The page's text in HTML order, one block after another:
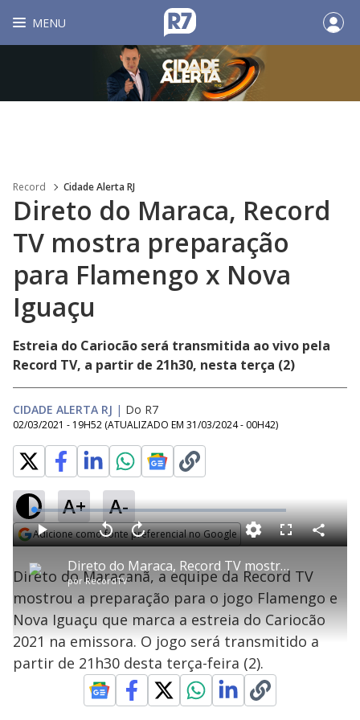
MENU
Record Cidade Alerta RJ
Direto do Maraca, Record
TV mostra preparação
para Flamengo x Nova
Iguaçu
Estreia do Cariocão será transmitida ao vivo pela
Record TV, a partir de 21h30, nesta terça (2)
CIDADE ALERTA RJ | Do R7
02/03/2021 - 19H52 (ATUALIZADO EM 31/03/2024 - 00H42)
A+ A-
Adicione como fonte preferencial no Google
P
l
a
Direto do Maraca, Record TV mostra preparação para Flamengo x Nova Iguaçu
porRecordTV
P V
a
r
0
e
g
u
n
d
o
s
A
a
n
ç
a
1
s
e
n
o
s
L
o
a
d
e
:
2
.
9
7
%
F
l
s
c
e
n
C
o
i
l
a
Direto do Maracanã, a equipe da Record TV
mostrou a preparação para o jogo Flamengo e
Nova Iguaçu que marca a estreia do Cariocão
2021 na emissora. O jogo será transmitido a
partir de 21h30 desta terça-feira (2).